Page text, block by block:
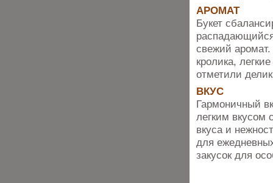
АРОМАТ
Букет
свежий
кролика,
отметили
ВКУС
Гармоничный
легким вкусом
вкуса и
для
закусок для